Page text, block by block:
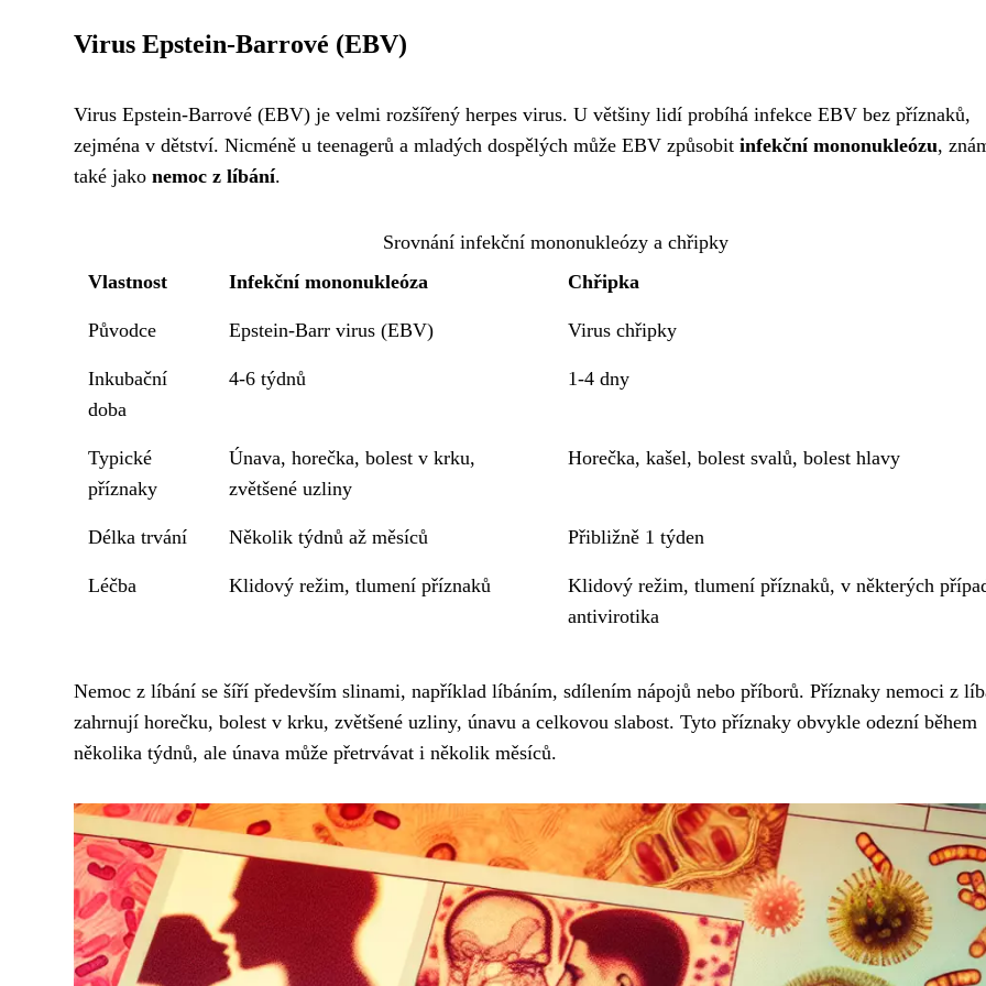
Virus Epstein-Barrové (EBV)
Virus Epstein-Barrové (EBV) je velmi rozšířený herpes virus. U většiny lidí probíhá infekce EBV bez příznaků,
zejména v dětství. Nicméně u teenagerů a mladých dospělých může EBV způsobit infekční mononukleózu,
také jako nemoc z líbání.
Srovnání infekční mononukleózy a chřipky
Vlastnost
Infekční mononukleóza Chřipka
Původce Epstein-Barr virus (EBV) Virus chřipky
Inkubační
doba
4-6 týdnů 1-4 dny
Typické
příznaky
Únava, horečka, bolest v krku,
zvětšené uzliny
Horečka, kašel, bolest svalů, bolest hlavy
Délka trvání Několik týdnů až měsíců Přibližně 1 týden
Léčba Klidový režim, tlumení příznaků
Klidový režim, tlumení příznaků, v některých
antivirotika
Nemoc z líbání se šíří především slinami, například líbáním, sdílením nápojů nebo příborů. Příznaky nemoci z
zahrnují horečku, bolest v krku, zvětšené uzliny, únavu a celkovou slabost. Tyto příznaky obvykle odezní během
několika týdnů, ale únava může přetrvávat i několik měsíců.